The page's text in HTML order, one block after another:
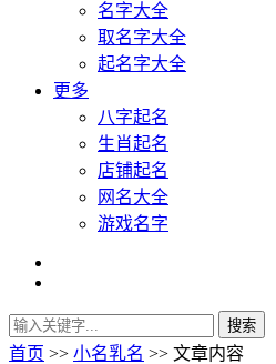
名字大全
取名字大全
起名字大全
更多
八字起名
生肖起名
店铺起名
网名大全
游戏名字
首页 >> 小名乳名 >> 文章内容